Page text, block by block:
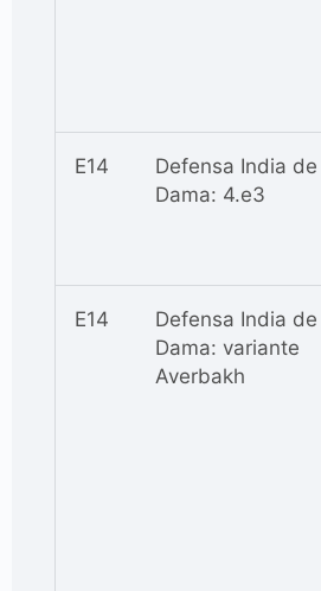
E14
Defensa India de
Dama: 4.e3
E14
Defensa India de
Dama: variante
Averbakh